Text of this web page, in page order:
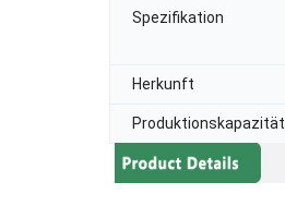
Spezifikation
Herkunft
Produktionskapazität